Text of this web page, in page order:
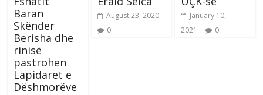
Baran
Skënder
Berisha dhe
rinisë
pastrohen
Lapidaret e
Dëshmorëve
August 23, 2020
0
January 10,
2021
0